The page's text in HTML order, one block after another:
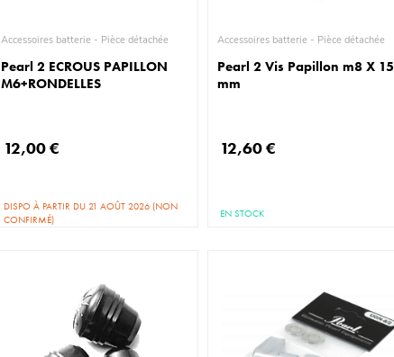
Accessoires batterie - Pièce détachée
Pearl 2 ECROUS PAPILLON
M6+RONDELLES
12,00 €
DISPO À PARTIR DU 21 AOÛT 2026 (NON
CONFIRMÉ)
Accessoires batterie - Pièce détachée
Pearl 2 Vis Papillon m8 X 15
mm
12,60 €
EN STOCK